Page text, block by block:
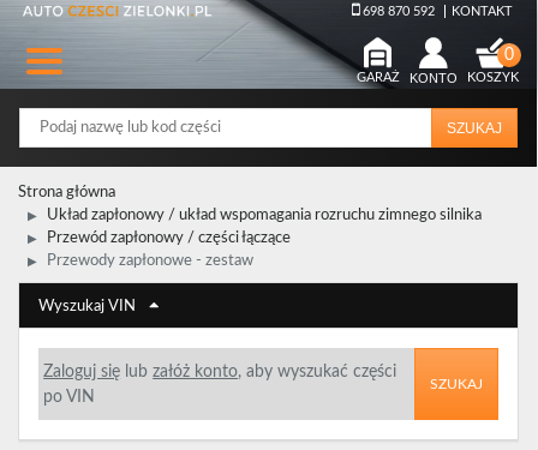
698 870 592 KONTAKT
GARAŻ KONTO KOSZYK
SZUKAJ
Strona główna
Układ zapłonowy / układ wspomagania rozruchu zimnego silnika
Przewód zapłonowy / części łączące
Przewody zapłonowe - zestaw
Wyszukaj VIN
Zaloguj się lub załóż konto, aby wyszukać części
po VIN
SZUKAJ